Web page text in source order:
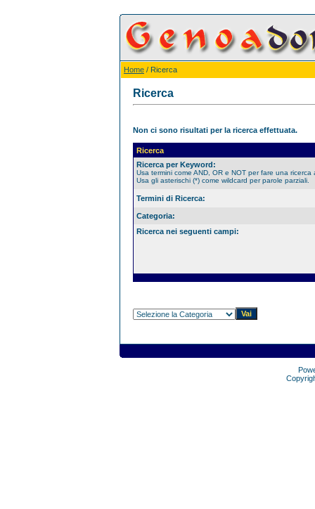
Home / Ricerca
Ricerca
Non ci sono risultati per la ricerca effettuata.
Ricerca
Ricerca per Keyword:
Usa termini come AND, OR e NOT per fare una ricerca
Usa gli asterischi (*) come wildcard per parole parziali.
Termini di Ricerca:
Categoria:
Ricerca nei seguenti campi: